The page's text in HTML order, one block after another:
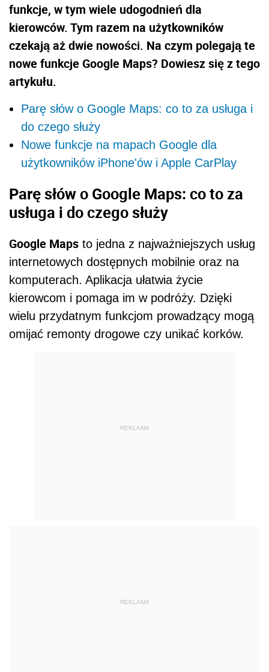
funkcje, w tym wiele udogodnień dla
kierowców. Tym razem na użytkowników
czekają aż dwie nowości. Na czym polegają te
nowe funkcje Google Maps? Dowiesz się z tego
artykułu.
Parę słów o Google Maps: co to za usługa i
do czego służy
Nowe funkcje na mapach Google dla
użytkowników iPhone'ów i Apple CarPlay
Parę słów o Google Maps: co to za
usługa i do czego służy
Google Maps to jedna z najważniejszych usług
internetowych dostępnych mobilnie oraz na
komputerach. Aplikacja ułatwia życie
kierowcom i pomaga im w podróży. Dzięki
wielu przydatnym funkcjom prowadzący mogą
omijać remonty drogowe czy unikać korków.
REKLAMA
REKLAMA